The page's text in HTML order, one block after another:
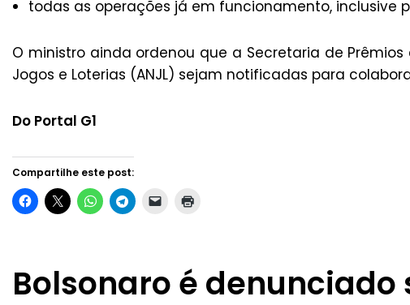
todas as operações já em funcionamento, inclusive
O ministro ainda ordenou que a Secretaria de
Jogos e Loterias (ANJL) sejam notificadas para
Do Portal G1
Compartilhe este post:
Bolsonaro é